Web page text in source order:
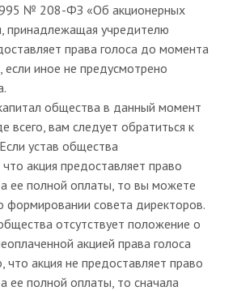
№ 208-ФЗ «Об акционерных
принадлежащая учредителю
права голоса до момента
иное не предусмотрено
общества в данный момент
всего, вам следует обратиться к
устав общества
акция предоставляет право
ее полной оплаты, то вы можете
формировании совета директоров.
отсутствует положение о
акцией права голоса
что акция не предоставляет право
ее полной оплаты, то сначала